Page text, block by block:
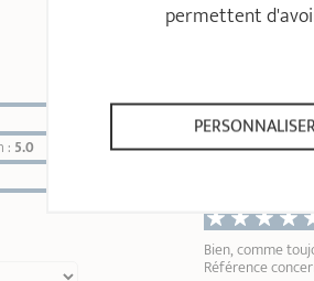
: 5.0
Avis du09/04/2026
TRES BONNE
Référence
Bien, comme
Référence
permettent
PERSONNALISER